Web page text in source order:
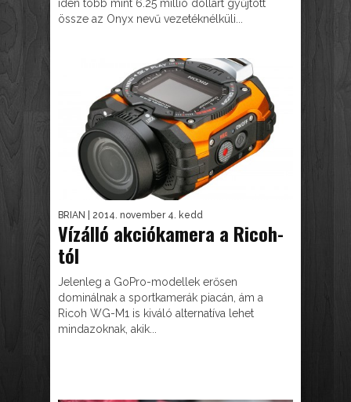
idén több mint 6.25 millió dollárt gyűjtött
össze az Onyx nevű vezetéknélküli...
BRIAN | 2014. november 4. kedd
Vízálló akciókamera a Ricoh-
tól
Jelenleg a GoPro-modellek erősen
dominálnak a sportkamerák piacán, ám a
Ricoh WG-M1 is kiváló alternatíva lehet
mindazoknak, akik...